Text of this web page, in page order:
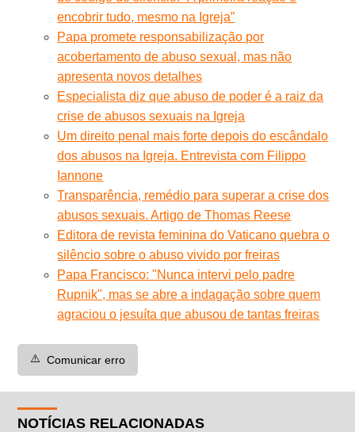
encobrir tudo, mesmo na Igreja”
Papa promete responsabilização por
acobertamento de abuso sexual, mas não
apresenta novos detalhes
Especialista diz que abuso de poder é a raiz da
crise de abusos sexuais na Igreja
Um direito penal mais forte depois do escândalo
dos abusos na Igreja. Entrevista com Filippo
Iannone
Transparência, remédio para superar a crise dos
abusos sexuais. Artigo de Thomas Reese
Editora de revista feminina do Vaticano quebra o
silêncio sobre o abuso vivido por freiras
Papa Francisco: "Nunca intervi pelo padre
Rupnik", mas se abre a indagação sobre quem
agraciou o jesuíta que abusou de tantas freiras
⚠️ Comunicar erro
NOTÍCIAS RELACIONADAS